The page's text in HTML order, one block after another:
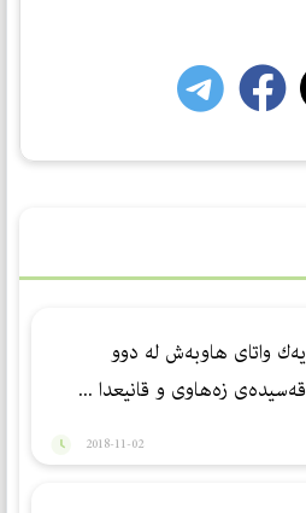
یه‌ك واتای هاوبه‌ش له‌ دوو
قه‌سیده‌ی زه‌هاوی و قانیعدا ...
2018-11-02